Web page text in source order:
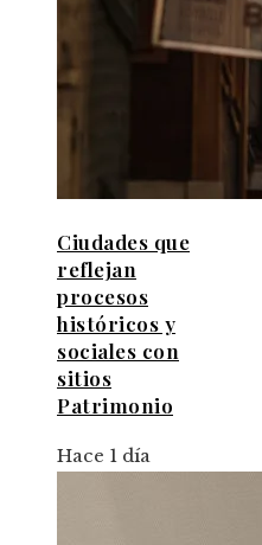
Ciudades que
reflejan
procesos
históricos y
sociales con
sitios
Patrimonio
Hace 1 día